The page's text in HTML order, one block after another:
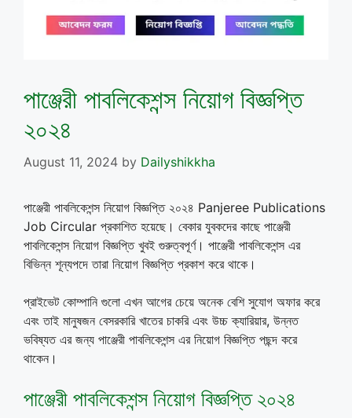
পাঞ্জেরী পাবলিকেশন্স নিয়োগ বিজ্ঞপ্তি
২০২৪
August 11, 2024 by Dailyshikkha
পাঞ্জেরী পাবলিকেশন্স নিয়োগ বিজ্ঞপ্তি ২০২৪ Panjeree Publications
Job Circular প্রকাশিত হয়েছে। বেকার যুবকদের কাছে পাঞ্জেরী
পাবলিকেশন্স নিয়োগ বিজ্ঞপ্তি খুবই গুরুত্বপূর্ণ। পাঞ্জেরী পাবলিকেশন্স এর
বিভিন্ন শূন্যপদে তারা নিয়োগ বিজ্ঞপ্তি প্রকাশ করে থাকে।
প্রাইভেট কোম্পানি গুলো এখন আগের চেয়ে অনেক বেশি সুযোগ অফার করে
এবং তাই মানুষজন বেসরকারি খাতের চাকরি এবং উচ্চ ক্যারিয়ার, উন্নত
ভবিষ্যত এর জন্য পাঞ্জেরী পাবলিকেশন্স এর নিয়োগ বিজ্ঞপ্তি পছন্দ করে
থাকেন।
পাঞ্জেরী পাবলিকেশন্স নিয়োগ বিজ্ঞপ্তি ২০২৪